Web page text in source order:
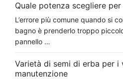
Quale potenza scegliere
L’errore più comune quando si
bagno è prenderlo troppo
pannello …
Varietà di semi di erba per i
manutenzione